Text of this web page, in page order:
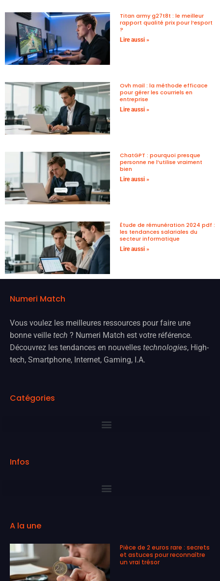
Titan army g27t8t : le meilleur
rapport qualité prix pour l’esport
?
Lire aussi »
Ovh mail : la méthode efficace
pour gérer les courriels en
entreprise
Lire aussi »
ChatGPT : pourquoi presque
personne ne l’utilise vraiment
bien
Lire aussi »
Étude de rémunération 2024 pdf :
les tendances salariales du
secteur informatique
Lire aussi »
Numeri Match
Vous voulez les meilleures ressources pour faire une
bonne veille tech ? Numeri Match est votre référence.
Découvrez les tendances en nouvelles technologies, High-
tech, Smartphone, Internet, Gaming, I.A.
Catégories
Infos
A la une
Pièce de 2 euros rare : secrets
et astuces pour reconnaître
un vrai trésor